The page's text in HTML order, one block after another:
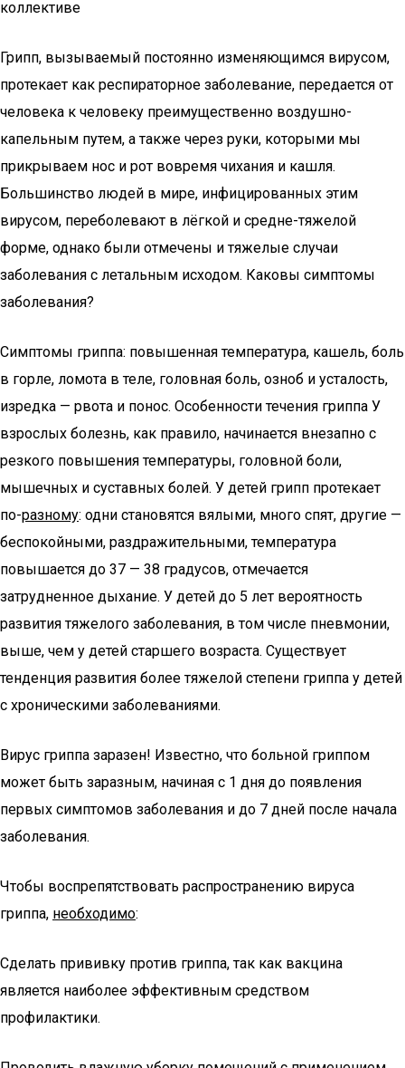
коллективе
Грипп, вызываемый постоянно изменяющимся вирусом,
протекает как респираторное заболевание, передается от
человека к человеку преимущественно воздушно-
капельным путем, а также через руки, которыми мы
прикрываем нос и рот вовремя чихания и кашля.
Большинство людей в мире, инфицированных этим
вирусом, переболевают в лёгкой и средне-тяжелой
форме, однако были отмечены и тяжелые случаи
заболевания с летальным исходом. Каковы симптомы
заболевания?
Симптомы гриппа: повышенная температура, кашель, боль
в горле, ломота в теле, головная боль, озноб и усталость,
изредка — рвота и понос. Особенности течения гриппа У
взрослых болезнь, как правило, начинается внезапно с
резкого повышения температуры, головной боли,
мышечных и суставных болей. У детей грипп протекает
по-разному: одни становятся вялыми, много спят, другие —
беспокойными, раздражительными, температура
повышается до 37 — 38 градусов, отмечается
затрудненное дыхание. У детей до 5 лет вероятность
развития тяжелого заболевания, в том числе пневмонии,
выше, чем у детей старшего возраста. Существует
тенденция развития более тяжелой степени гриппа у детей
с хроническими заболеваниями.
Вирус гриппа заразен! Известно, что больной гриппом
может быть заразным, начиная с 1 дня до появления
первых симптомов заболевания и до 7 дней после начала
заболевания.
Чтобы воспрепятствовать распространению вируса
гриппа, необходимо:
Сделать прививку против гриппа, так как вакцина
является наиболее эффективным средством
профилактики.